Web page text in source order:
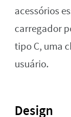
acessórios
carregador
tipo C, uma
usuário.
Design